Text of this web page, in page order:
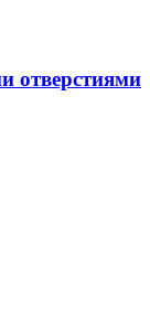
отверстиями